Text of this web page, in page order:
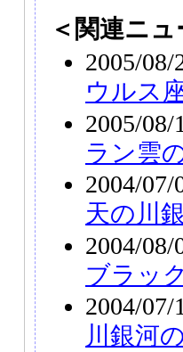
＜関連ニュ
2005/08/
ウルス
2005/08/
ラン雲
2004/07/
天の川
2004/08/
ブラッ
2004/07/
川銀河